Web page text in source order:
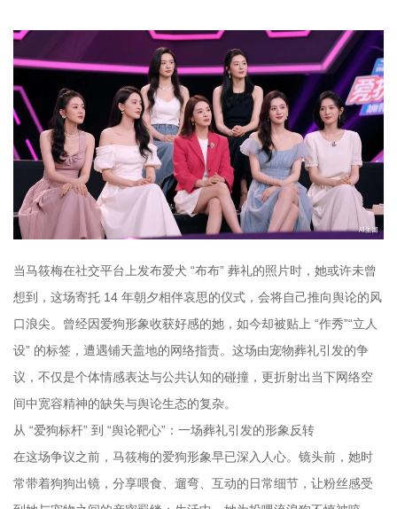
当马筱梅在社交平台上发布爱犬 “布布” 葬礼的照片时，她或许未曾
想到，这场寄托 14 年朝夕相伴哀思的仪式，会将自己推向舆论的风
口浪尖。曾经因爱狗形象收获好感的她，如今却被贴上 “作秀”“立人
设” 的标签，遭遇铺天盖地的网络指责。这场由宠物葬礼引发的争
议，不仅是个体情感表达与公共认知的碰撞，更折射出当下网络空
间中宽容精神的缺失与舆论生态的复杂。
从 “爱狗标杆” 到 “舆论靶心”：一场葬礼引发的形象反转
在这场争议之前，马筱梅的爱狗形象早已深入人心。镜头前，她时
常带着狗狗出镜，分享喂食、遛弯、互动的日常细节，让粉丝感受